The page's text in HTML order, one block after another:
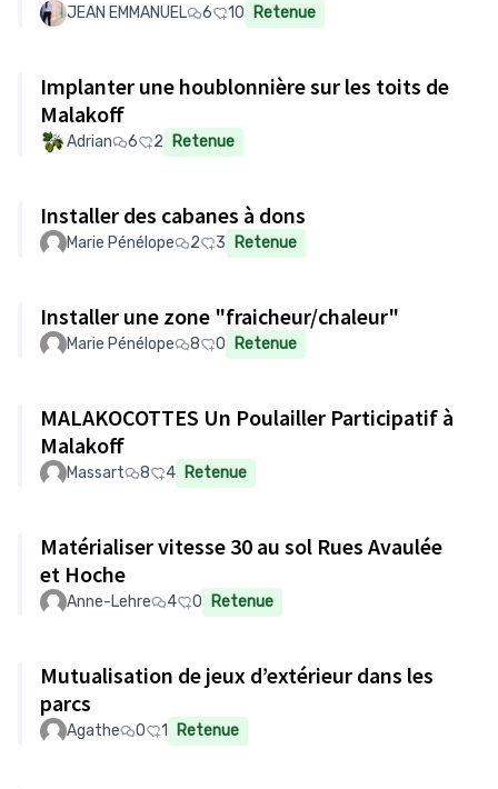
JEAN EMMANUEL 6 10 Retenue
Implanter une houblonnière sur les toits de
Malakoff
Adrian 6 2 Retenue
Installer des cabanes à dons
Marie Pénélope 2 3 Retenue
Installer une zone "fraicheur/chaleur"
Marie Pénélope 8 0 Retenue
MALAKOCOTTES Un Poulailler Participatif à
Malakoff
Massart 8 4 Retenue
Matérialiser vitesse 30 au sol Rues Avaulée
et Hoche
Anne-Lehre 4 0 Retenue
Mutualisation de jeux d’extérieur dans les
parcs
Agathe 0 1 Retenue